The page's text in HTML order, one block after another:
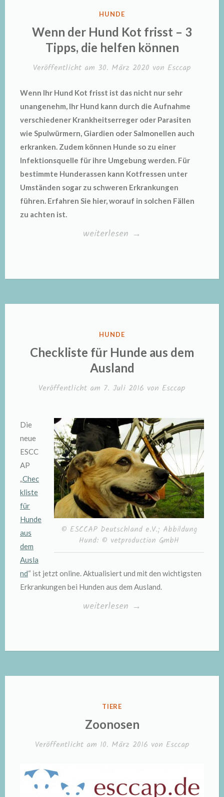
VERÖFFENTLICHT
HUNDE
Wenn der Hund Kot frisst – 3
Tipps, die helfen können
Veröffentlicht am 30. März 2020 von Esccap
Wenn Ihr Hund Kot frisst ist das nicht nur sehr
unangenehm, Ihr Hund kann durch die Aufnahme
verschiedener Krankheitserreger oder Parasiten
wie Spulwürmern, Giardien oder Salmonellen auch
erkranken. Zudem können Hunde so zu einer
Infektionsquelle für ihre Umgebung werden. Für
bestimmte Hunderassen kann Kotfressen unter
Umständen sogar zu schweren Erkrankungen
führen. Erfahren Sie hier, worauf in solchen Fällen
zu achten ist.
„Wenn
Kot
Tipps,
die
können“
weiterlesen →
VERÖFFENTLICHT
HUNDE
Checkliste für Hunde aus dem
Ausland
Veröffentlicht am 7. Juli 2016 von Esccap
© ESCCAP Deutschland e.V.; Abbildung
Hund: © vetproduction GmbH
Die
neue
ESCC
AP
„Chec
kliste
für
Hunde
aus
dem
Ausla
nd“ ist jetzt online. Aktualisiert und mit den wichtigsten
Erkrankungen bei Hunden aus dem Ausland.
„Checkliste
aus
weiterlesen →
VERÖFFENTLICHT
TIERE
Zoonosen
Veröffentlicht am 10. März 2016 von Esccap